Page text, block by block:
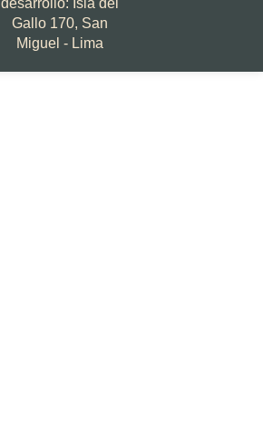
desarrollo: Isla del
Gallo 170, San
Miguel - Lima